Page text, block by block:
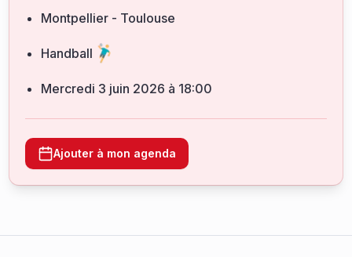
Montpellier - Toulouse
Handball
mercredi 3 juin 2026 à 18:00
Ajouter à mon agenda